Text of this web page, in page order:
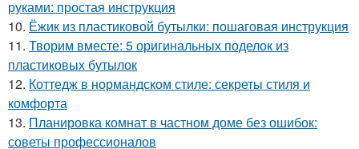
руками: простая инструкция
10. Ёжик из пластиковой бутылки: пошаговая инструкция
11. Творим вместе: 5 оригинальных поделок из
пластиковых бутылок
12. Коттедж в нормандском стиле: секреты стиля и
комфорта
13. Планировка комнат в частном доме без ошибок:
советы профессионалов